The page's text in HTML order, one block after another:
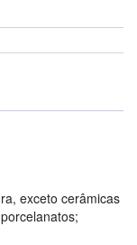
exceto cerâmicas